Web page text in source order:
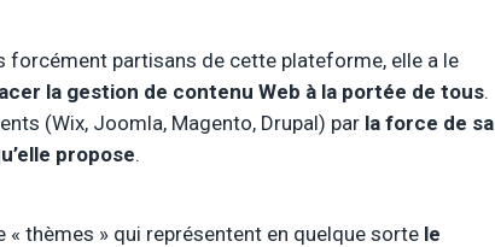
forcément partisans de cette plateforme, elle a le
la gestion de contenu Web à la portée de tous.
(Wix, Joomla, Magento, Drupal) par la force de sa
propose.
thèmes » qui représentent en quelque sorte le